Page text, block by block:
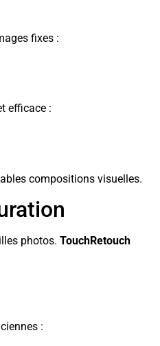
fixes :
efficace :
compositions visuelles.
photos. TouchRetouch
: